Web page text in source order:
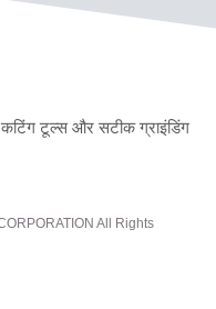
कटिंग टूल्स और सटीक ग्राइंडिंग
All Rights